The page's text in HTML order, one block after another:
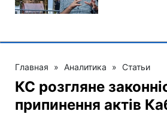
Главная » Аналитика » Статьи
КС розгляне
припинення актів